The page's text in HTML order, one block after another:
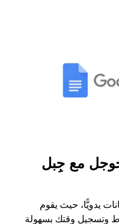
مع جِبل
يدويًّا، حيث يقوم
وتسجيل وقتك بسهولة